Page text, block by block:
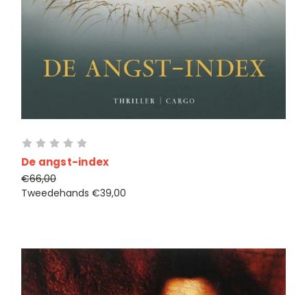
De angst-index
€66,00
Tweedehands €39,00